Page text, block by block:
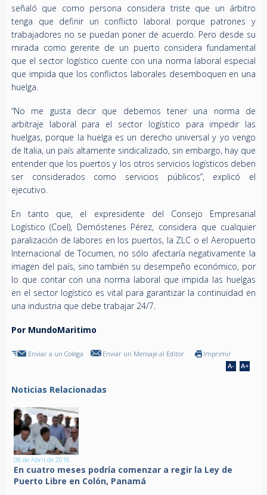
señaló que como persona considera triste que un árbitro
tenga que definir un conflicto laboral porque patrones y
trabajadores no se puedan poner de acuerdo. Pero desde su
mirada como gerente de un puerto considera fundamental
que el sector logístico cuente con una norma laboral especial
que impida que los conflictos laborales desemboquen en una
huelga.
“No me gusta decir que debemos tener una norma de
arbitraje laboral para el sector logístico para impedir las
huelgas, porque la huelga es un derecho universal y yo vengo
de Italia, un país altamente sindicalizado, sin embargo, hay que
entender que los puertos y los otros servicios logísticos deben
ser considerados como servicios públicos”, explicó el
ejecutivo.
En tanto que, el expresidente del Consejo Empresarial
Logístico (Coel), Demóstenes Pérez, considera que cualquier
paralización de labores en los puertos, la ZLC o el Aeropuerto
Internacional de Tocumen, no sólo afectaría negativamente la
imagen del país, sino también su desempeño económico, por
lo que contar con una norma laboral que impida las huelgas
en el sector logístico es vital para garantizar la continuidad en
una industria que debe trabajar 24/7.
Por MundoMaritimo
Enviar a un Colega Enviar un Mensaje al Editor Imprimir
Noticias Relacionadas
08 de Abril de 2016
En cuatro meses podría comenzar a regir la Ley de
Puerto Libre en Colón, Panamá